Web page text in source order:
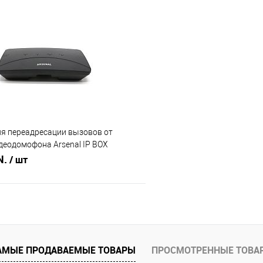
В наличии
переадресации вызовов от
Arsenal IP BOX
/ шт
ПРОДАВАЕМЫЕ ТОВАРЫ ПРОСМОТРЕННЫЕ